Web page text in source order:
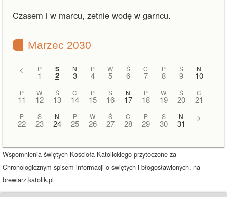
Czasem i w marcu, zetnie wodę w garncu.
Marzec 2030
< P
1
S
2
N
3
P
4
W
5
Ś
6
C
7
P
8
S
9
N
10
P
11
W
12
Ś
13
C
14
P
15
S
16
N
17
P
18
W
19
Ś
20
C
21
P
22
S
23
N
24
P
25
W
26
Ś
27
C
28
P
29
S
30
N
31
>
Wspomnienia świętych Kościoła Katolickiego przytoczone za
Chronologicznym spisem informacji o świętych i błogosławionych. na
brewiarz.katolik.pl